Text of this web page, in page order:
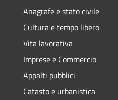
Anagrafe e stato civile
Cultura e tempo libero
Vita lavorativa
Imprese e Commercio
Appalti pubblici
Catasto e urbanistica